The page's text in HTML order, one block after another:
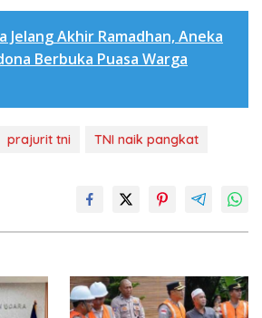
Jelang Akhir Ramadhan, Aneka
Berbuka Puasa Warga
prajurit tni TNI naik pangkat